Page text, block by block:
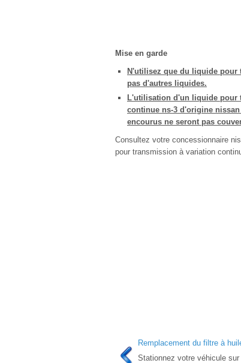
Mise en garde
N'utilisez que du liquide pour
pas d'autres liquides.
L'utilisation d'un liquide pour
continue ns-3 d'origine
encourus ne seront pas
Consultez votre concessionnaire
pour transmission à variation
Remplacement du filtre à
Stationnez votre véhicule